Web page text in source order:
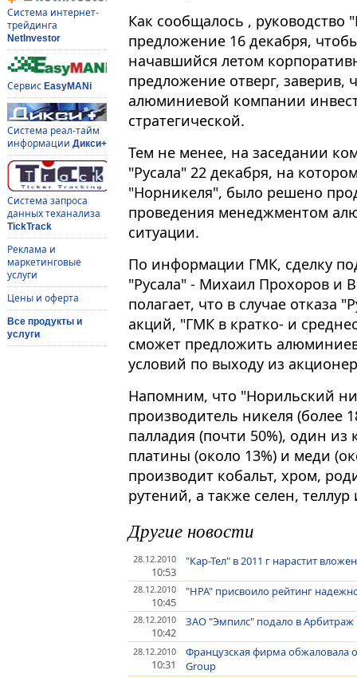
Система интернет-
трейдинга
NetInvestor
Сервис EasyMANi
Система реал-тайм
информации Дикси+
Система запроса
данных теханализа
TickTrack
Реклама и
маркетинговые
услуги
Цены и оферта
Все продукты и
услуги
Как сообщалось , руководство
предложение 16 декабря,
начавшийся летом
предложение отверг,
алюминиевой компании
стратегической.
Тем не менее, на заседании
"Русала" 22 декабря, на
"Норникеля", было решено
проведения менеджментом
ситуации.
По информации ГМК, сделку
"Русала" - Михаил Прохоров и
полагает, что в случае отказа
акций, "ГМК в кратко- и
сможет предложить
условий по выходу из
Напомним, что "Норильский
производитель никеля (более
палладия (почти 50%), один
платины (около 13%) и меди
производит кобальт, хром,
рутений, а также селен, теллур
Другие новости
28.12.2010
10:53
"Кар-Тел" в 2011 г нарастит
28.12.2010
10:45
"НРА" присвоило рейтинг
28.12.2010
10:42
ЗАО "Эмпилс" подало в
28.12.2010
10:31
Французская фирма обжаловала
Group